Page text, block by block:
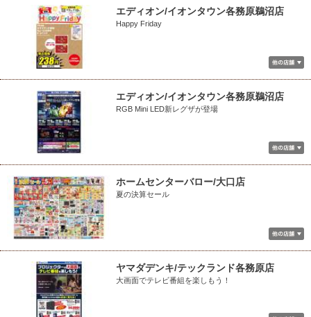
エディオン/イオンタウン各務原鵜沼店
Happy Friday
エディオン/イオンタウン各務原鵜沼店
RGB Mini LED新レグザが登場
ホームセンターバロー/大口店
夏の決算セール
ヤマダデンキ/テックランド各務原店
大画面でテレビ番組を楽しもう！